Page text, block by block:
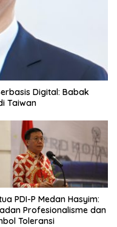
Digital: Babak
Taiwan
PDI-P Medan Hasyim:
Profesionalisme dan
Toleransi